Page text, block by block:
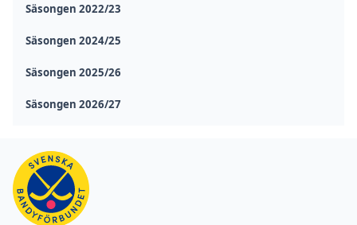
Säsongen 2022/23
Säsongen 2024/25
Säsongen 2025/26
Säsongen 2026/27